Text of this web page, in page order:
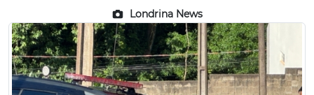
Londrina News